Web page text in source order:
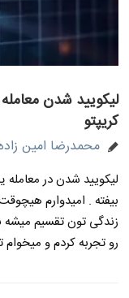
لیکویید شدن
کریپتو
محمدرضا امین
لیکویید شدن در معامله
بیفته . امیدوارم
زندگی تون تقسیم میشه
رو تجربه کردم و میخوام